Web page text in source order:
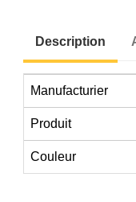
Description
Manufacturier
Produit
Couleur